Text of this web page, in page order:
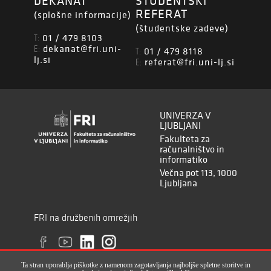
(splošne informacije)
T: 01 / 479 8103
E: dekanat@fri.uni-
lj.si
REFERAT
(študentske zadeve)
T: 01 / 479 8118
E: referat@fri.uni-lj.si
UNIVERZA V
LJUBLJANI
Fakulteta za
računalništvo in
informatiko
Večna pot 113, 1000
Ljubljana
FRI na družbenih omrežjih
Ta stran uporablja piškotke z namenom zagotavljanja najboljše spletne storitve in